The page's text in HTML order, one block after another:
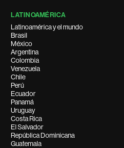
LATINOAMÉRICA
Latinoamérica y el mundo
Brasil
México
Argentina
Colombia
Venezuela
Chile
Perú
Ecuador
Panamá
Uruguay
Costa Rica
El Salvador
República Dominicana
Guatemala